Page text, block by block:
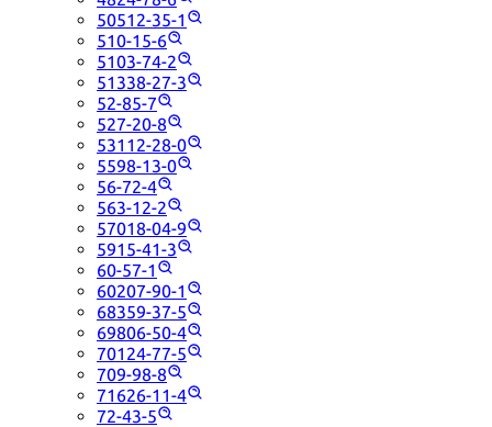
50512-35-1
510-15-6
5103-74-2
51338-27-3
52-85-7
527-20-8
53112-28-0
5598-13-0
56-72-4
563-12-2
57018-04-9
5915-41-3
60-57-1
60207-90-1
68359-37-5
69806-50-4
70124-77-5
709-98-8
71626-11-4
72-43-5